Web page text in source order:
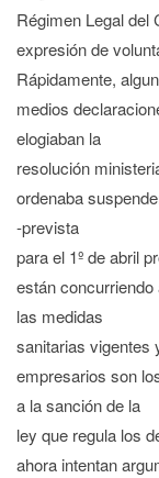
Régimen Legal del
expresión de
Rápidamente,
medios
elogiaban la
resolución
ordenaba
-prevista
para el 1º de abril
están
las medidas
sanitarias vigentes
empresarios son
a la sanción de la
ley que regula los
ahora intentan